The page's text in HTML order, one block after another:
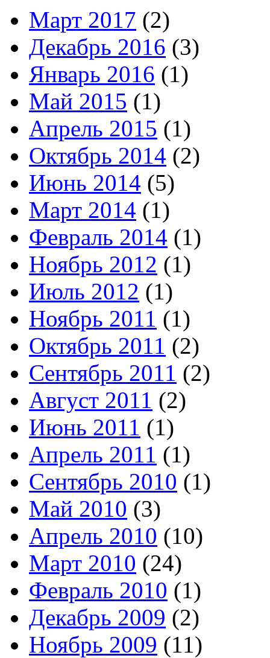
Март 2017 (2)
Декабрь 2016 (3)
Январь 2016 (1)
Май 2015 (1)
Апрель 2015 (1)
Октябрь 2014 (2)
Июнь 2014 (5)
Март 2014 (1)
Февраль 2014 (1)
Ноябрь 2012 (1)
Июль 2012 (1)
Ноябрь 2011 (1)
Октябрь 2011 (2)
Сентябрь 2011 (2)
Август 2011 (2)
Июнь 2011 (1)
Апрель 2011 (1)
Сентябрь 2010 (1)
Май 2010 (3)
Апрель 2010 (10)
Март 2010 (24)
Февраль 2010 (1)
Декабрь 2009 (2)
Ноябрь 2009 (11)